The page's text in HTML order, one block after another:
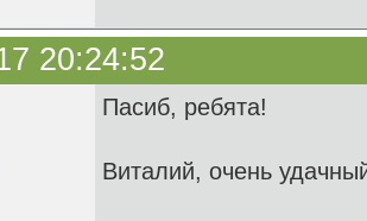
20:24:52
Пасиб, ребята!
Виталий, очень